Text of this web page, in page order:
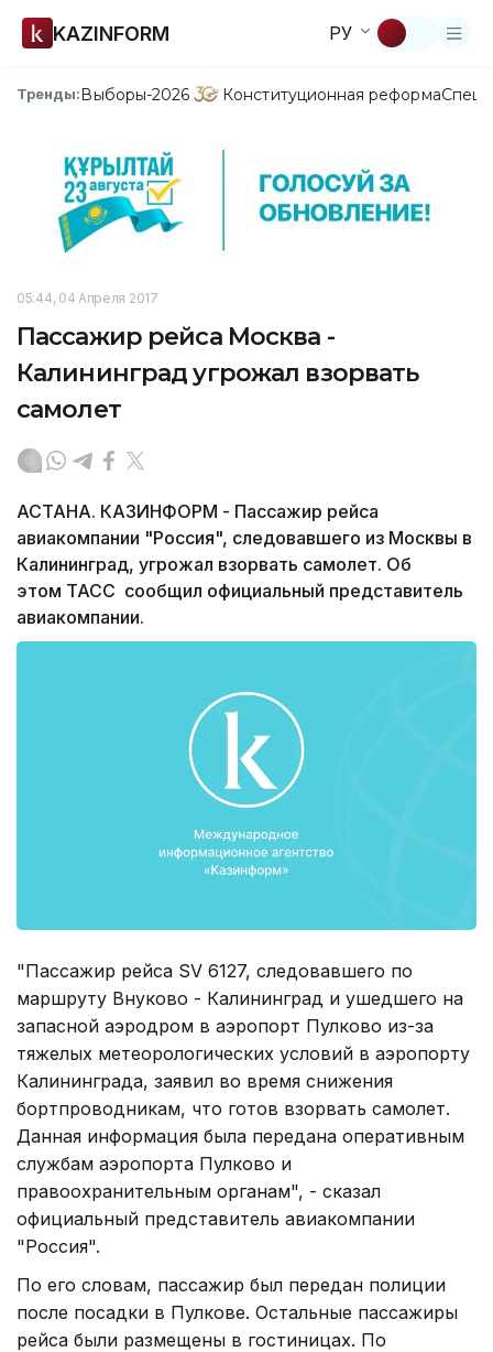
KAZINFORM РУ
Тренды:Выборы-2026 Конституционная реформа
05:44, 04 Апреля 2017
Пассажир рейса Москва -
Калининград угрожал взорвать
самолет
АСТАНА. КАЗИНФОРМ - Пассажир рейса
авиакомпании "Россия", следовавшего из Москвы в
Калининград, угрожал взорвать самолет. Об
этом ТАСС сообщил официальный представитель
авиакомпании.
"Пассажир рейса SV 6127, следовавшего по
маршруту Внуково - Калининград и ушедшего на
запасной аэродром в аэропорт Пулково из-за
тяжелых метеорологических условий в аэропорту
Калининграда, заявил во время снижения
бортпроводникам, что готов взорвать самолет.
Данная информация была передана оперативным
службам аэропорта Пулково и
правоохранительным органам", - сказал
официальный представитель авиакомпании
"Россия".
По его словам, пассажир был передан полиции
после посадки в Пулкове. Остальные пассажиры
рейса были размещены в гостиницах. По